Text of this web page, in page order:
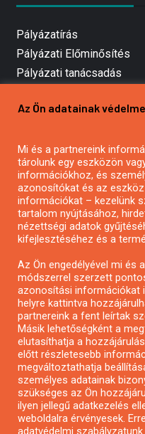
Pályázatírás
Pályázati Előminősítés
Pályázati tanácsadás
Mezőgazdasági
Pályázatírás civil
Pályázatírás
Pályázatfigyelés
Specifikus
Pályázatok
Pályázatok civil
Pályázatok
Önkormányzati
Mezőgazdasági
Falusi turizmus
Napelem pályázatok
Az Ön adatainak
Mi és a partnereink
tárolunk egy eszközön
információkhoz, és
azonosítókat és az
információkat – kezelünk
tartalom nyújtásához,
nézettségi adatok
kifejlesztéséhez és a
Az Ön engedélyével mi és
módszerrel szerzett
azonosítási információkat
helyre kattintva
partnereink a fent leírtak
Másik lehetőségként a
elutasíthatja a
előtt részletesebb
megváltoztathatja
személyes adatainak
szükséges az Ön
ilyen jellegű adatkezelés
weboldalra érvényesek.
adatvédelmi